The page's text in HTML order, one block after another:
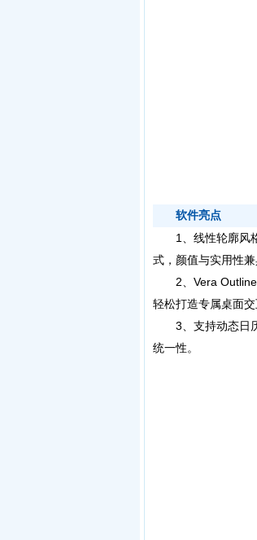
软件亮点
1、线性轮廓风格
式，颜值与实用性兼
2、Vera Outline
轻松打造专属桌面交
3、支持动态日历
统一性。